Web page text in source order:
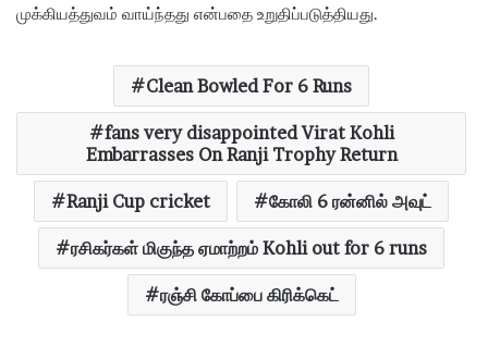
முக்கியத்துவம் வாய்ந்தது என்பதை உறுதிப்படுத்தியது.
Clean Bowled For 6 Runs
fans very disappointed Virat Kohli
Embarrasses On Ranji Trophy Return
Ranji Cup cricket கோலி 6 ரன்னில் அவுட்
ரசிகர்கள் மிகுந்த ஏமாற்றம் Kohli out for 6 runs
ரஞ்சி கோப்பை கிரிக்கெட்